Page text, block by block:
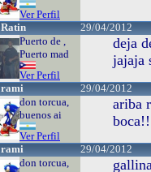
Ver Perfil
Ratin
29/04/2012
Puerto de ,
Puerto mad
Ver Perfil
deja
jajaja
rami
29/04/2012
don torcua,
buenos ai
Ver Perfil
ariba
rami
29/04/2012
don torcua,